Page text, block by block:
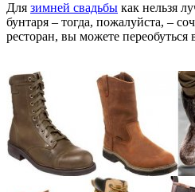
Для зимней свадьбы как нельзя
бунтаря – тогда, пожалуйста, –
ресторан, вы можете переобуться